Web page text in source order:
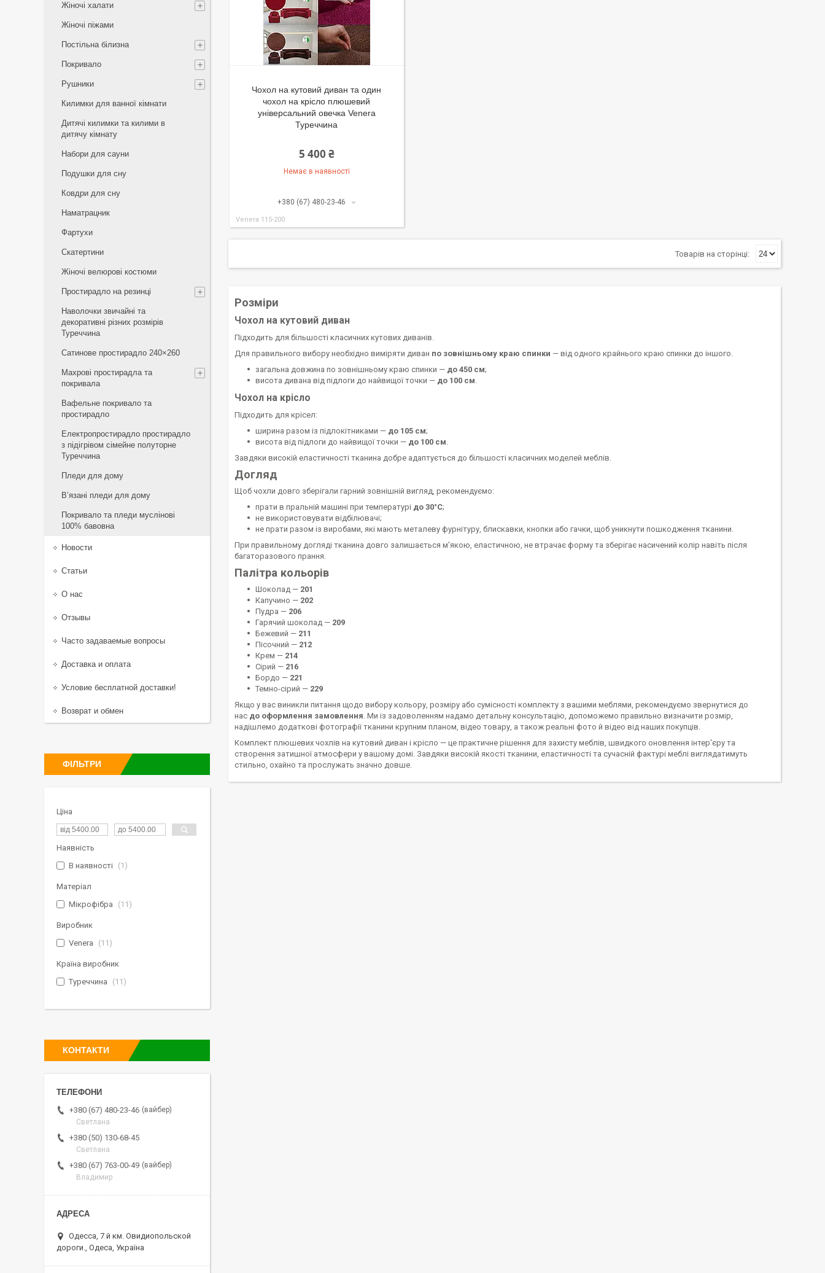
Чохол на кутовий диван та один
чохол на крісло плюшевий
універсальний овечка Venera
Туреччина
5 400 ₴
Немає в наявності
+380 (67) 480-23-46
Venera 115-200
Розміри
Чохол на кутовий диван
Підходить для більшості класичних кутових диванів.
Для правильного вибору необхідно виміряти диван по зовнішньому краю спинки — від одного крайнього краю спинки до іншого.
загальна довжина по зовнішньому краю спинки — до 450 см;
висота дивана від підлоги до найвищої точки — до 100 см.
Чохол на крісло
Підходить для крісел:
ширина разом із підлокітниками — до 105 см;
висота від підлоги до найвищої точки — до 100 см.
Завдяки високій еластичності тканина добре адаптується до більшості класичних моделей меблів.
Догляд
Щоб чохли довго зберігали гарний зовнішній вигляд, рекомендуємо:
прати в пральній машині при температурі до 30°C;
не використовувати відбілювачі;
не прати разом із виробами, які мають металеву фурнітуру, блискавки, кнопки або гачки, щоб уникнути пошкодження тканини.
При правильному догляді тканина довго залишається м'якою, еластичною, не втрачає форму та зберігає насичений колір навіть після
багаторазового прання.
Палітра кольорів
Шоколад — 201
Капучино — 202
Пудра — 206
Гарячий шоколад — 209
Бежевий — 211
Пісочний — 212
Крем — 214
Сірий — 216
Бордо — 221
Темно-сірий — 229
Якщо у вас виникли питання щодо вибору кольору, розміру або сумісності комплекту з вашими меблями, рекомендуємо звернутися до
нас до оформлення замовлення. Ми із задоволенням надамо детальну консультацію, допоможемо правильно визначити розмір,
надішлемо додаткові фотографії тканини крупним планом, відео товару, а також реальні фото й відео від наших покупців.
Комплект плюшевих чохлів на кутовий диван і крісло — це практичне рішення для захисту меблів, швидкого оновлення інтер'єру та
створення затишної атмосфери у вашому домі. Завдяки високій якості тканини, еластичності та сучасній фактурі меблі виглядатимуть
стильно, охайно та прослужать значно довше.
Жіночі халати
Жіночі піжами
Постільна білизна
Покривало
Рушники
Килимки для ванної кімнати
Дитячі килимки та килими в
дитячу кімнату
Набори для сауни
Подушки для сну
Ковдри для сну
Наматрацник
Фартухи
Скатертини
Жіночі велюрові костюми
Простирадло на резинці
Наволочки звичайні та
декоративні різних розмірів
Туреччина
Сатинове простирадло 240×260
Махрові простирадла та
покривала
Вафельне покривало та
простирадло
Електропростирадло простирадло
з підігрівом сімейне полуторне
Туреччина
Пледи для дому
В’язані пледи для дому
Покривало та пледи муслінові
100% бавовна
Новости
Статьи
О нас
Отзывы
Часто задаваемые вопросы
Доставка и оплата
Условие бесплатной доставки!
Возврат и обмен
ФІЛЬТРИ
Ціна
Наявність
В наявності
1
Матеріал
Мікрофібра
11
Виробник
Venera
11
Країна виробник
Туреччина
11
КОНТАКТИ
+380 (67) 480-23-46
вайбер
Светлана
+380 (50) 130-68-45
Светлана
+380 (67) 763-00-49
вайбер
Владимир
Одесса, 7 й км. Овидиопольской
дороги., Одеса, Україна